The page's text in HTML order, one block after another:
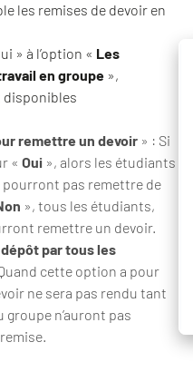
les remises de devoir en
» à l’option « Les
en groupe »,
disponibles
remettre un devoir » : Si
« Oui », alors les étudiants
pourront pas remettre de
», tous les étudiants,
remettre un devoir.
par tous les
cette option a pour
ne sera pas rendu tant
n’auront pas